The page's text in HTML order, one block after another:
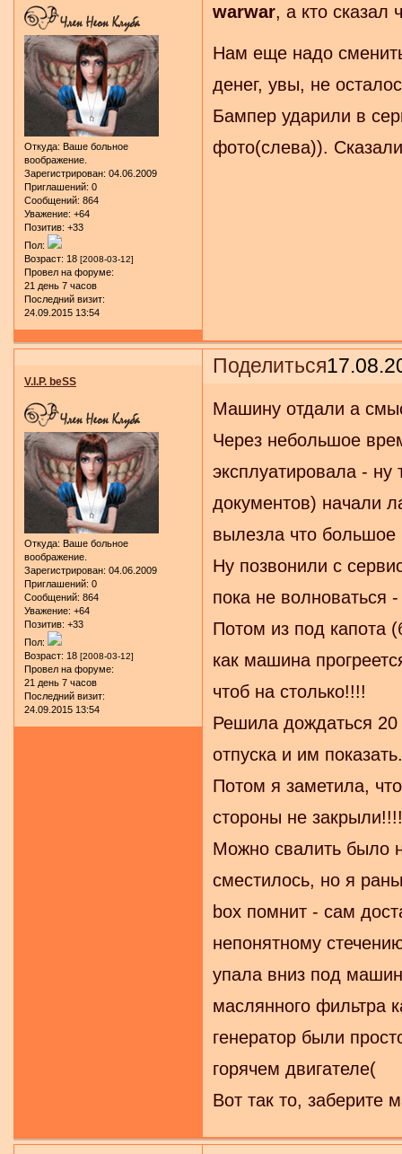
Откуда: Ваше больное
воображение.
Зарегистрирован: 04.06.2009
Приглашений: 0
Сообщений: 864
Уважение: +64
Позитив: +33
Пол:
Возраст: 18 [2008-03-12]
Провел на форуме:
21 день 7 часов
Последний визит:
24.09.2015 13:54
warwar, а кто сказал
Нам еще надо
денег, увы, не
Бампер ударили в
фото(слева)).
Поделиться
V.I.P. beSS
Откуда: Ваше больное
воображение.
Зарегистрирован: 04.06.2009
Приглашений: 0
Сообщений: 864
Уважение: +64
Позитив: +33
Пол:
Возраст: 18 [2008-03-12]
Провел на форуме:
21 день 7 часов
Последний визит:
24.09.2015 13:54
Машину отдали а
Через небольшое
эксплуатировала - ну
документов) начали
вылезла что
Ну позвонили с
пока не
Потом из под капота
как машина
чтоб на столько!!!!
Решила дождаться 20
отпуска и им
Потом я заметила,
стороны не
Можно свалить было
сместилось, но я
box помнит - сам
непонятному
упала вниз под
маслянного фильтра
генератор были
горячем двигателе(
Вот так то, заберите